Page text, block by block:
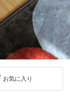
お気に入り